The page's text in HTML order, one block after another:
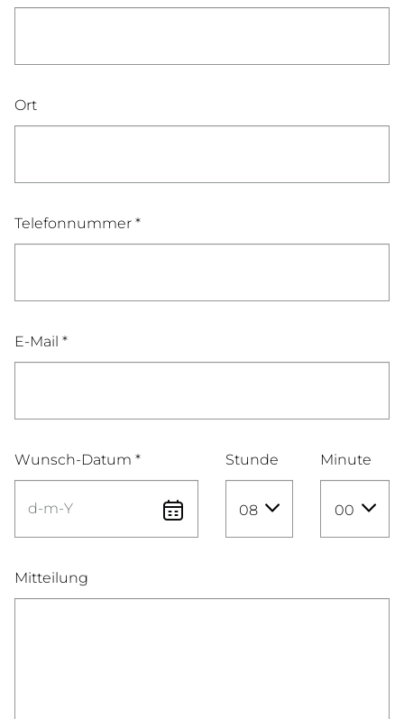
Ort
Telefonnummer *
E-Mail *
Wunsch-Datum * Stunde
08
Minute
00
Mitteilung